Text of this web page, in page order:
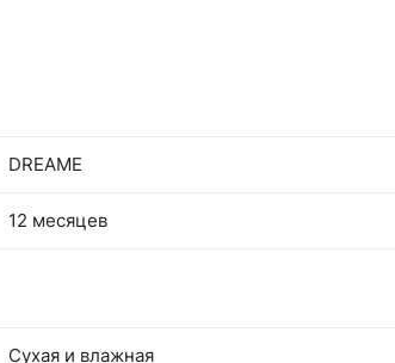
DREAME
12 месяцев
Сухая и влажная